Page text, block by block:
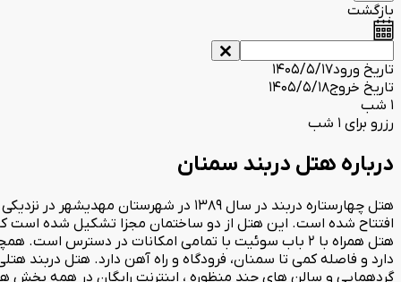
بازگشت
تاریخ ورود1405/5/17
تاریخ خروج1405/5/18
1 شب
رزرو برای 1 شب
درباره هتل دربند سمنان
هتل چهارستاره دربند در سال 1389 در
افتتاح شده است. این هتل از دو ساختمان مجزا تشکیل شده است که
هتل همراه با 2 باب سوئیت با تمامی امکانات در
دارد و فاصله کمی تا سمنان، فرودگاه و راه آهن دارد. هتل دربند
گردهمایی و سالن های چند منظوره ، اینترنت رایگان در همه